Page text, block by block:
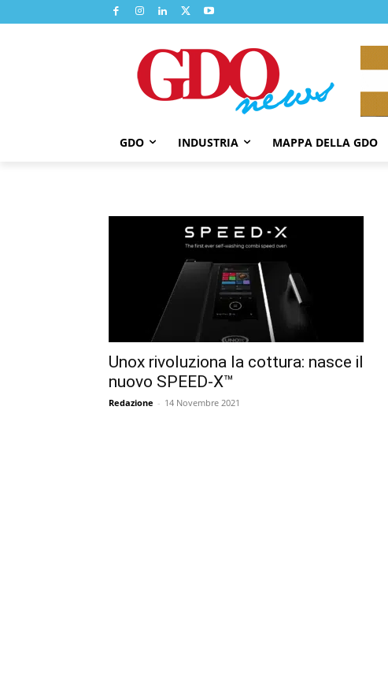
GDO INDUSTRIA MAPPA DELLA GDO
Unox rivoluziona la cottura: nasce il
nuovo SPEED-X™
Redazione - 14 Novembre 2021